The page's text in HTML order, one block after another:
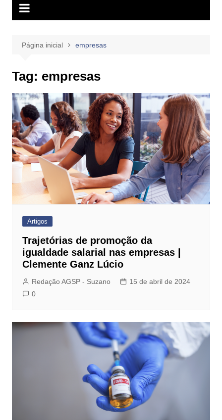
Página inicial empresas
Tag: empresas
Artigos
Trajetórias de promoção da
igualdade salarial nas empresas |
Clemente Ganz Lúcio
Redação AGSP - Suzano
15 de abril de 2024
0